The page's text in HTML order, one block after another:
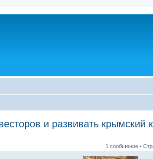
и развивать крымский
1 сообщение •